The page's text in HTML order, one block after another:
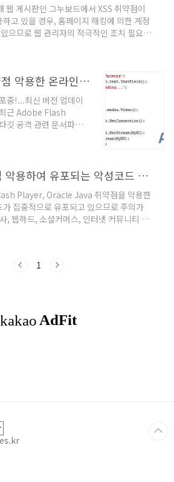
응용프로그램 최신 버
실시간 감시 필수 등의
. [아이핀 계정 탈취 피
명 포털 로그인 화면으
웹 게시판인 그누보드에서 XSS 취약점이
고 있을 경우, 홈페이지 해킹에 의한 계정
으므로 웹 관리자의 적극적인 조치 필요
웨어 - 그누보드 4.36.05 및 이전 버전 해
는 업데이트가 적용된 상위 버전으로 업
시 보안패치가 적용된 최신버전(4.36.06
: 동적인 웹사이트를 위한 서버 측 스크립
: 웹사이트 관리자가 아닌 이가
드 스크립트를 삽입하여 다른 사용자가
어도비 플래시 취약점 악용한 온라인게임핵 유포 주의
중!...최신 버전 업데이
근 Adobe Flash
깃 공격 관련 문서파일
은 이번 주말에
라인게임핵도 이용하여
로 확인됐다고 밝혔다.
삽입된 악성 SWF 파일에
트로 MP4 파일을 로드
MP4 파일은 ee.jpg이
의 액션 스크립트, MP4
Flash, Java 취약점 악용하여 유포되는 악성코드 피해
Player, Oracle Java 취약점을 악용한
집중적으로 유포되고 있으므로 주의가
, 웹하드, 소셜커머스, 인터넷 커뮤니티 사
약한 버전의 소프트웨어를 사용할 경우,
되므로, 반드시 최신 버전으로 업데이트 할
1